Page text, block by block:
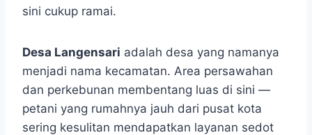
sini cukup ramai.
Desa Langensari adalah desa yang namanya
menjadi nama kecamatan. Area persawahan
dan perkebunan membentang luas di sini —
petani yang rumahnya jauh dari pusat kota
sering kesulitan mendapatkan layanan sedot